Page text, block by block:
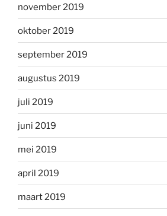
november 2019
oktober 2019
september 2019
augustus 2019
juli 2019
juni 2019
mei 2019
april 2019
maart 2019